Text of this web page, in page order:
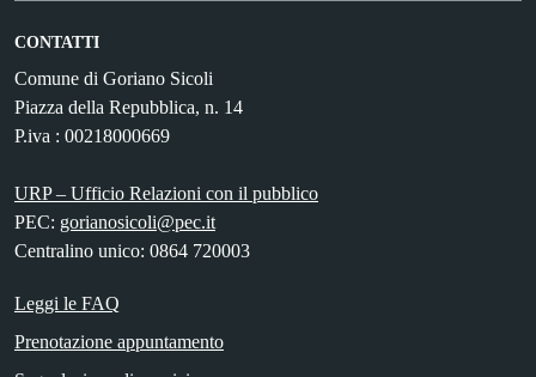
CONTATTI
Comune di Goriano Sicoli
Piazza della Repubblica, n. 14
P.iva : 00218000669
URP – Ufficio Relazioni con il pubblico
PEC: gorianosicoli@pec.it
Centralino unico: 0864 720003
Leggi le FAQ
Prenotazione appuntamento